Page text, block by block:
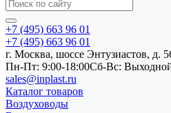
+7 (495) 663 96 01
+7 (495) 663 96 01
г. Москва, шоссе Энтузиастов, д.
Пн-Пт: 9:00-18:00Cб-Вс:
sales@inplast.ru
Каталог товаров
Воздуховоды